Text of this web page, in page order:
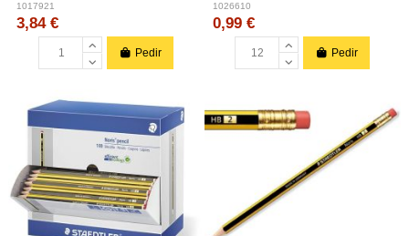
1017921
3,84 €
Pedir
1026610
0,99 €
Pedir